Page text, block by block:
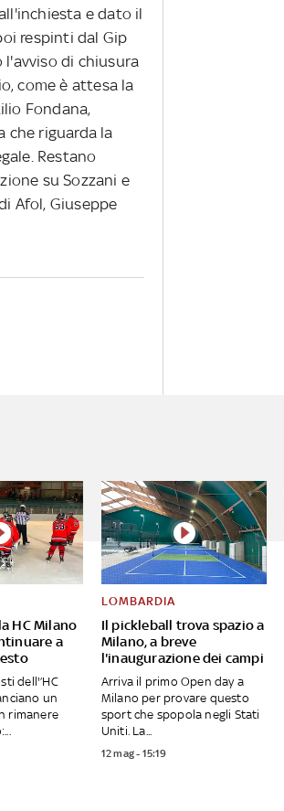
e dato il
respinti dal Gip
l'avviso di chiusura
come è attesa la
Fondana,
che riguarda la
Restano
su Sozzani e
Afol, Giuseppe
HC Milano
a
dell'’HC
un
rimanere
Il pickleball trova spazio a
Milano, a breve
l'inaugurazione dei campi
LOMBARDIA
Arriva il primo Open day a
Milano per provare questo
sport che spopola negli Stati
Uniti. La...
12 mag - 15:19